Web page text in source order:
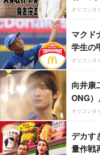
オリコンタ
マクド
学生の
オリコンタ
向井康
ONG）
オリコンタ
デカす
量作戦